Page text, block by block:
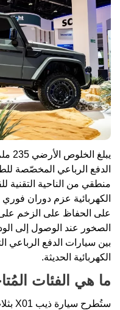
الدفع الرباعي المخصّصة
منطقي من الناحية التقنية
الكهربائية عزم دوران
على الحفاظ على الزخم على
الصخور عند الوصول إلى
بين سيارات الدفع الرباعي
الكهربائية الحديثة.
ما هي الفئات
ستُطرح سيارة ذيب X01 بثلاث فئات: